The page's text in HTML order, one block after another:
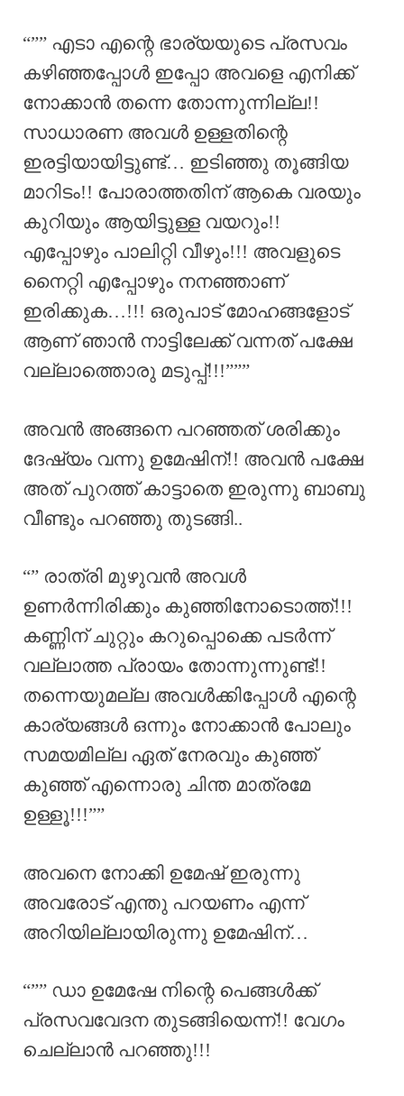
“”” എടാ എന്റെ ഭാര്യയുടെ പ്രസവം
കഴിഞ്ഞപ്പോൾ ഇപ്പോ അവളെ എനിക്ക്
നോക്കാൻ തന്നെ തോന്നുന്നില്ല!!
സാധാരണ അവൾ ഉള്ളതിന്റെ
ഇരട്ടിയായിട്ടുണ്ട്… ഇടിഞ്ഞു തൂങ്ങിയ
മാറിടം!! പോരാത്തതിന് ആകെ വരയും
കുറിയും ആയിട്ടുള്ള വയറും!!
എപ്പോഴും പാലിറ്റി വീഴും!!! അവളുടെ
നൈറ്റി എപ്പോഴും നനഞ്ഞാണ്
ഇരിക്കുക…!!! ഒരുപാട് മോഹങ്ങളോട്
ആണ് ഞാൻ നാട്ടിലേക്ക് വന്നത് പക്ഷേ
വല്ലാത്തൊരു മടുപ്പ്!!!”””
അവൻ അങ്ങനെ പറഞ്ഞത് ശരിക്കും
ദേഷ്യം വന്നു ഉമേഷിന്!! അവൻ പക്ഷേ
അത് പുറത്ത് കാട്ടാതെ ഇരുന്നു ബാബു
വീണ്ടും പറഞ്ഞു തുടങ്ങി..
“” രാത്രി മുഴുവൻ അവൾ
ഉണർന്നിരിക്കും കുഞ്ഞിനോടൊത്ത്!!!
കണ്ണിന് ചുറ്റും കറുപ്പൊക്കെ പടർന്ന്
വല്ലാത്ത പ്രായം തോന്നുന്നുണ്ട്!!
തന്നെയുമല്ല അവൾക്കിപ്പോൾ എന്റെ
കാര്യങ്ങൾ ഒന്നും നോക്കാൻ പോലും
സമയമില്ല ഏത് നേരവും കുഞ്ഞ്
കുഞ്ഞ് എന്നൊരു ചിന്ത മാത്രമേ
ഉള്ളൂ!!!””
അവനെ നോക്കി ഉമേഷ് ഇരുന്നു
അവരോട് എന്തു പറയണം എന്ന്
അറിയില്ലായിരുന്നു ഉമേഷിന്…
“”” ഡാ ഉമേഷേ നിന്റെ പെങ്ങൾക്ക്
പ്രസവവേദന തുടങ്ങിയെന്ന്!! വേഗം
ചെല്ലാൻ പറഞ്ഞു!!!